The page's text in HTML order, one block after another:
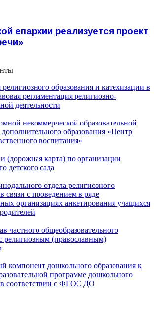
епархии реализуется проект
образования и катехизации в
регламентация религиозно-
деятельности
некоммерческой образовательной
образования «Центр
воспитания»
(дорожная карта) по организации
детского сада
отдела религиозного
связи с проведением в ряде
организациях анкетирования учащихся
частного общеобразовательного
религиозным (православным)
компонент дошкольного образования к
программе дошкольного
в соответствии с ФГОС ДО